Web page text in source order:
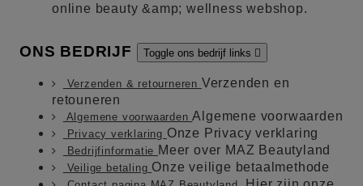
online beauty &amp; wellness webshop.
ONS BEDRIJF Toggle ons bedrijf links 
Verzenden & retourneren Verzenden en
retouneren
Algemene voorwaardenAlgemene voorwaarden
Privacy verklaring Onze Privacy verklaring
Bedrijfinformatie Meer over MAZ Beautyland
Veilige betaling Onze veilige betaalmethode